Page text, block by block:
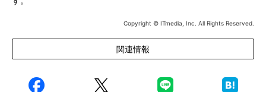
Copyright © ITmedia, Inc. All Rights Reserved.
関連情報